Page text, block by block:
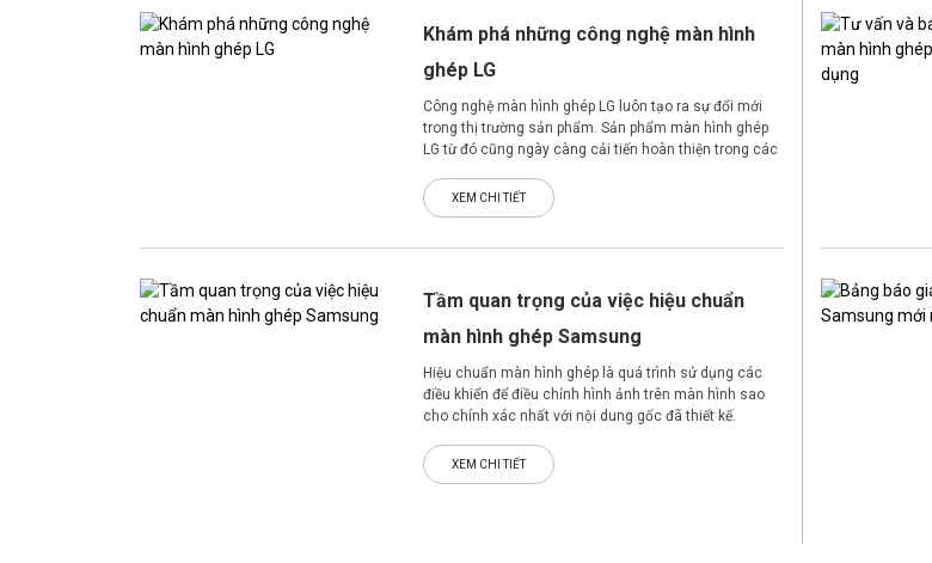
Khám phá những công nghệ màn hình
ghép LG
Công nghệ màn hình ghép LG luôn tạo ra sự đổi mới
trong thị trường sản phẩm. Sản phẩm màn hình ghép
LG từ đó cũng ngày càng cải tiến hoàn thiện trong các
phí nhất.XEM CHI TIẾT
Tầm quan trọng của việc hiệu chuẩn
màn hình ghép Samsung
Hiệu chuẩn màn hình ghép là quá trình sử dụng các
điều khiển để điều chỉnh hình ảnh trên màn hình sao
cho chính xác nhất với nội dung gốc đã thiết kế.
XEM CHI TIẾT